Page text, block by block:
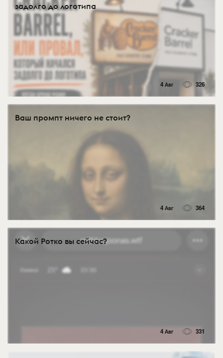
задолго до логотипа
4 Авг 326
Ваш промпт ничего не стоит?
4 Авг 364
Какой Ротко вы сейчас?
4 Авг 331